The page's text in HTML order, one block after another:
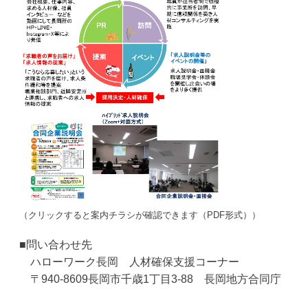
（クリックすると案内チラシが確認できます（PDF形式））
■問い合わせ先
ハローワーク長岡 人材確保支援コーナー
〒940-8609長岡市千歳1丁目3-88 長岡地方合同庁